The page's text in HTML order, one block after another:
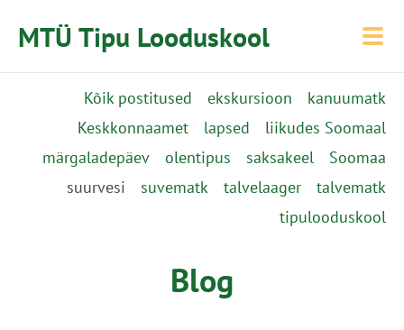
MTÜ Tipu Looduskool
Kõik postitused ekskursioon
kanuumatk
Keskkonnaamet
lapsed
liikudes Soomaal
märgaladepäev
olentipus saksakeel
Soomaa
suurvesi
suvematk talvelaager
talvematk
tipulooduskool
Blog